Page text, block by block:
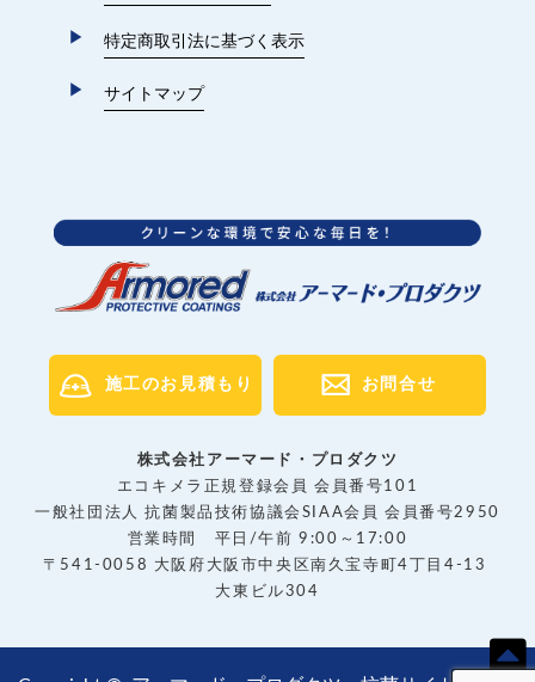
施工のお見積もり お問合せ
株式会社アーマード・プロダクツ
エコキメラ正規登録会員 会員番号101
一般社団法人 抗菌製品技術協議会SIAA会員 会員番号2950
営業時間 平日/午前 9:00～17:00
〒541-0058 大阪府大阪市中央区南久宝寺町4丁目4-13
大東ビル304
特定商取引法に基づく表示
サイトマップ